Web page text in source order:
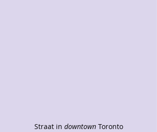
Straat in downtown Toronto